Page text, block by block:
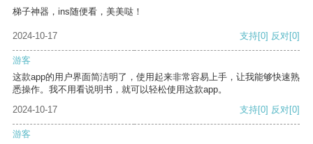
梯子神器，ins随便看，美美哒！
2024-10-17 支持[0] 反对[0]
游客
这款app的用户界面简洁明了，使用起来非常容易上手，让我能够快速熟
悉操作。我不用看说明书，就可以轻松使用这款app。
2024-10-17
支持[0] 反对[0]
游客